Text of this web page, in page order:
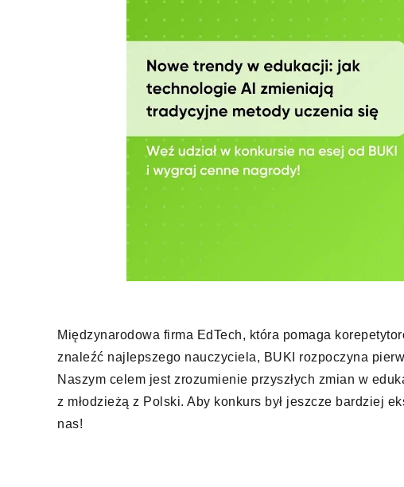
Międzynarodowa firma EdTech, która pomaga
znaleźć najlepszego nauczyciela, BUKI rozpoczyna
Naszym celem jest zrozumienie przyszłych zmian w
z młodzieżą z Polski. Aby konkurs był jeszcze bardziej
nas!